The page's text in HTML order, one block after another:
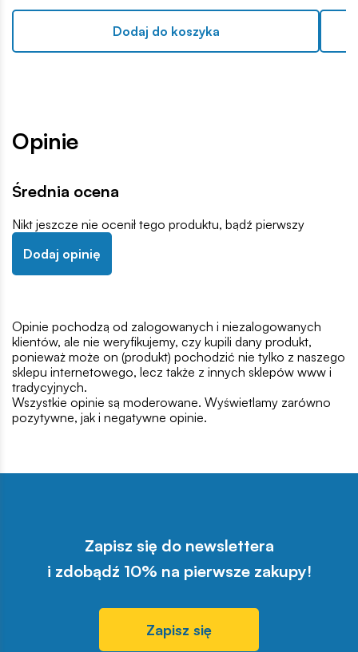
Dodaj do koszyka
Opinie
Średnia ocena
Nikt jeszcze nie ocenił tego produktu, bądź pierwszy
Dodaj opinię
Opinie pochodzą od zalogowanych i niezalogowanych
klientów, ale nie weryfikujemy, czy kupili dany produkt,
ponieważ może on (produkt) pochodzić nie tylko z naszego
sklepu internetowego, lecz także z innych sklepów www i
tradycyjnych.
Wszystkie opinie są moderowane. Wyświetlamy zarówno
pozytywne, jak i negatywne opinie.
Zapisz się do newslettera
i zdobądź 10% na pierwsze zakupy!
Zapisz się